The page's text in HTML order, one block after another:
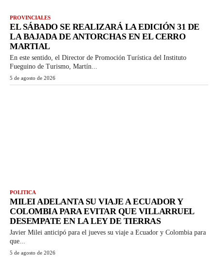
PROVINCIALES
EL SÁBADO SE REALIZARÁ LA EDICIÓN 31 DE
LA BAJADA DE ANTORCHAS EN EL CERRO
MARTIAL
En este sentido, el Director de Promoción Turística del Instituto
Fueguino de Turismo, Martín...
5 de agosto de 2026
POLITICA
MILEI ADELANTA SU VIAJE A ECUADOR Y
COLOMBIA PARA EVITAR QUE VILLARRUEL
DESEMPATE EN LA LEY DE TIERRAS
Javier Milei anticipó para el jueves su viaje a Ecuador y Colombia para
que...
5 de agosto de 2026